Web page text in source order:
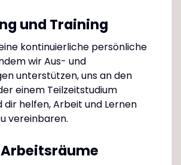
und Training
kontinuierliche persönliche
wir Aus- und
unterstützen, uns an den
einem Teilzeitstudium
dir helfen, Arbeit und Lernen
vereinbaren.